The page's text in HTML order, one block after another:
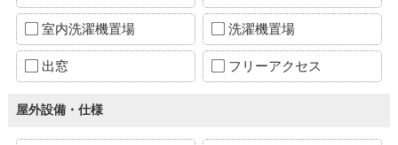
室内洗濯機置場 洗濯機置場
出窓 フリーアクセス
屋外設備・仕様